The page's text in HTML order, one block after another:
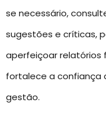
se necessário,
sugestões e críticas,
aperfeiçoar relatórios
fortalece a confiança
gestão.